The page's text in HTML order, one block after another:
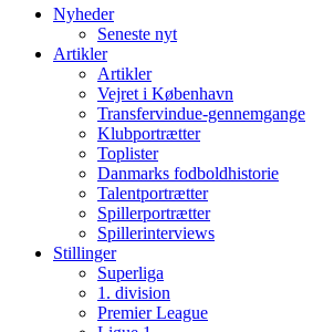
Nyheder
Seneste nyt
Artikler
Artikler
Vejret i København
Transfervindue-gennemgange
Klubportrætter
Toplister
Danmarks fodboldhistorie
Talentportrætter
Spillerportrætter
Spillerinterviews
Stillinger
Superliga
1. division
Premier League